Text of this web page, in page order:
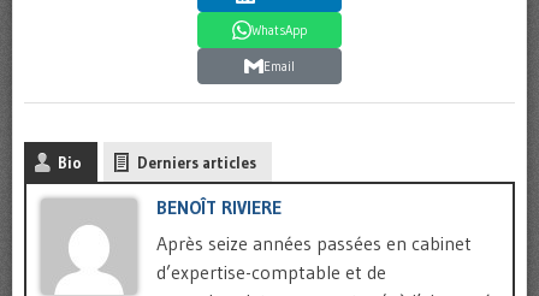
WhatsApp
Email
Bio Derniers articles
BENOÎT RIVIERE
Après seize années passées en cabinet
d’expertise-comptable et de